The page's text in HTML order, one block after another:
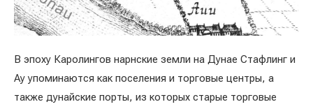
В эпоху Каролингов нарнские земли на Дунае Стафлинг и
Ау упоминаются как поселения и торговые центры, а
также дунайские порты, из которых старые торговые